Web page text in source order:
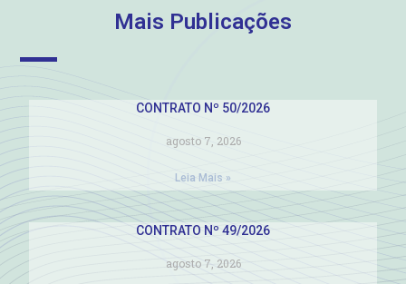
Mais Publicações
CONTRATO Nº 50/2026
agosto 7, 2026
Leia Mais »
CONTRATO Nº 49/2026
agosto 7, 2026